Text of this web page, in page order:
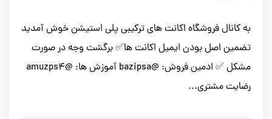
به کانال فروشگاه اکانت های ترکیبی پلی استیشن خوش آمدید
تضمین اصل بودن ایمیل اکانت ها✅ برگشت وجه در صورت
مشکل ✅ ادمین فروش: @bazipsa آموزش ها: @amuzps4
رضایت مشتری...